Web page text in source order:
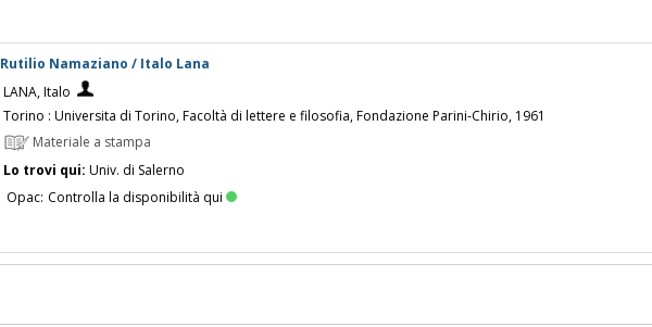
Rutilio Namaziano / Italo Lana
LANA, Italo
Torino : Universita di Torino, Facoltà di lettere e filosofia, Fondazione Parini-Chirio, 1961
Materiale a stampa
Lo trovi qui: Univ. di Salerno
Opac: Controlla la disponibilità qui